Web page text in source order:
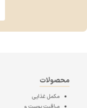
محصولات
مکمل غذایی